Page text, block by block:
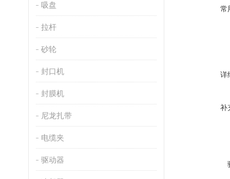
吸盘
拉杆
砂轮
封口机
封膜机
尼龙扎带
电缆夹
驱动器
常
详
补